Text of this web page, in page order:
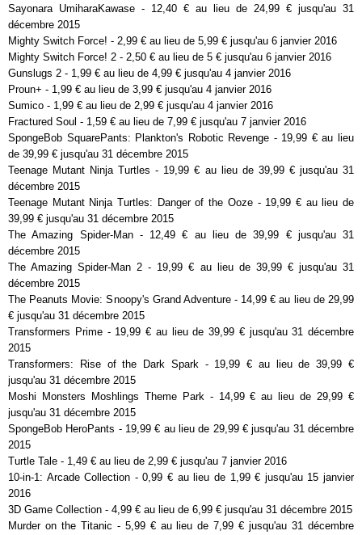
Sayonara UmiharaKawase - 12,40 € au lieu de 24,99 € jusqu'au 31
décembre 2015
Mighty Switch Force! - 2,99 € au lieu de 5,99 € jusqu'au 6 janvier 2016
Mighty Switch Force! 2 - 2,50 € au lieu de 5 € jusqu'au 6 janvier 2016
Gunslugs 2 - 1,99 € au lieu de 4,99 € jusqu'au 4 janvier 2016
Proun+ - 1,99 € au lieu de 3,99 € jusqu'au 4 janvier 2016
Sumico - 1,99 € au lieu de 2,99 € jusqu'au 4 janvier 2016
Fractured Soul - 1,59 € au lieu de 7,99 € jusqu'au 7 janvier 2016
SpongeBob SquarePants: Plankton's Robotic Revenge - 19,99 € au lieu
de 39,99 € jusqu'au 31 décembre 2015
Teenage Mutant Ninja Turtles - 19,99 € au lieu de 39,99 € jusqu'au 31
décembre 2015
Teenage Mutant Ninja Turtles: Danger of the Ooze - 19,99 € au lieu de
39,99 € jusqu'au 31 décembre 2015
The Amazing Spider-Man - 12,49 € au lieu de 39,99 € jusqu'au 31
décembre 2015
The Amazing Spider-Man 2 - 19,99 € au lieu de 39,99 € jusqu'au 31
décembre 2015
The Peanuts Movie: Snoopy's Grand Adventure - 14,99 € au lieu de 29,99
€ jusqu'au 31 décembre 2015
Transformers Prime - 19,99 € au lieu de 39,99 € jusqu'au 31 décembre
2015
Transformers: Rise of the Dark Spark - 19,99 € au lieu de 39,99 €
jusqu'au 31 décembre 2015
Moshi Monsters Moshlings Theme Park - 14,99 € au lieu de 29,99 €
jusqu'au 31 décembre 2015
SpongeBob HeroPants - 19,99 € au lieu de 29,99 € jusqu'au 31 décembre
2015
Turtle Tale - 1,49 € au lieu de 2,99 € jusqu'au 7 janvier 2016
10-in-1: Arcade Collection - 0,99 € au lieu de 1,99 € jusqu'au 15 janvier
2016
3D Game Collection - 4,99 € au lieu de 6,99 € jusqu'au 31 décembre 2015
Murder on the Titanic - 5,99 € au lieu de 7,99 € jusqu'au 31 décembre